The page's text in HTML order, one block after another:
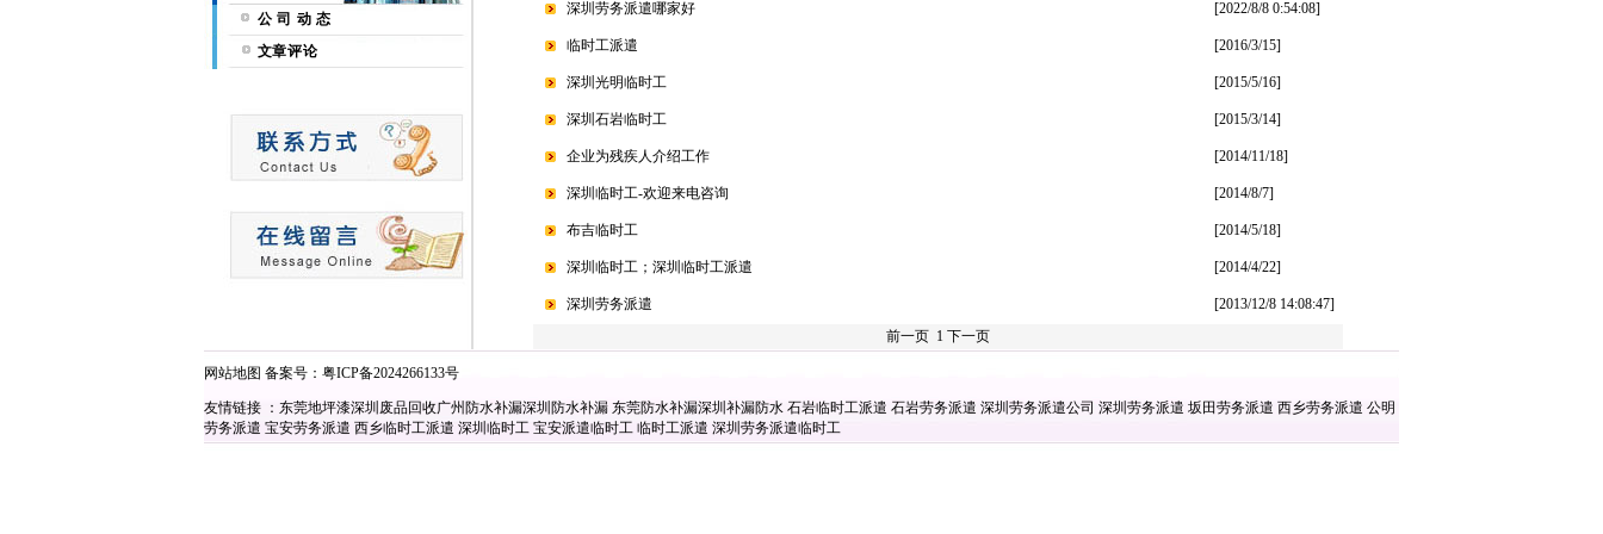
公 司 动 态
文章评论
深圳劳务派遣哪家好 [2022/8/8 0:54:08]
临时工派遣 [2016/3/15]
深圳光明临时工 [2015/5/16]
深圳石岩临时工 [2015/3/14]
企业为残疾人介绍工作 [2014/11/18]
深圳临时工-欢迎来电咨询 [2014/8/7]
布吉临时工 [2014/5/18]
深圳临时工；深圳临时工派遣 [2014/4/22]
深圳劳务派遣
[2013/12/8 14:08:47]
前一页 1 下一页
网站地图 备案号： 粤ICP备2024266133号
友情链接 ： 东莞地坪漆深圳废品回收广州防水补漏深圳防水补漏 东莞防水补漏深圳补漏防水 石岩临时工派遣 石岩劳务派遣 深圳劳务派遣公司 深圳劳务派遣 坂田劳务派遣 西乡劳务派遣 公明
劳务派遣 宝安劳务派遣 西乡临时工派遣 深圳临时工 宝安派遣临时工 临时工派遣 深圳劳务派遣临时工